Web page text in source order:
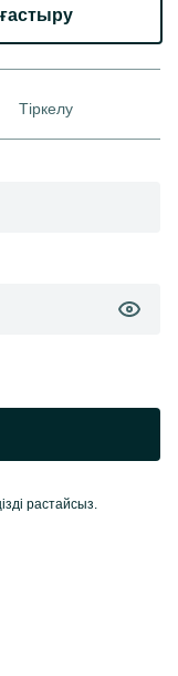
Тіркелу
растайсыз.